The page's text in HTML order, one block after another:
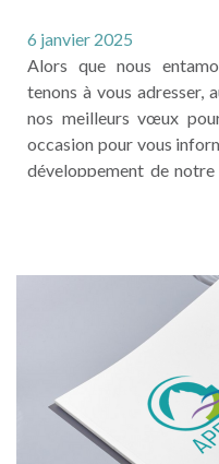
6 janvier 2025
Alors que nous
tenons à vous adresser,
nos meilleurs vœux
occasion pour vous
développement de
année : notre
Société